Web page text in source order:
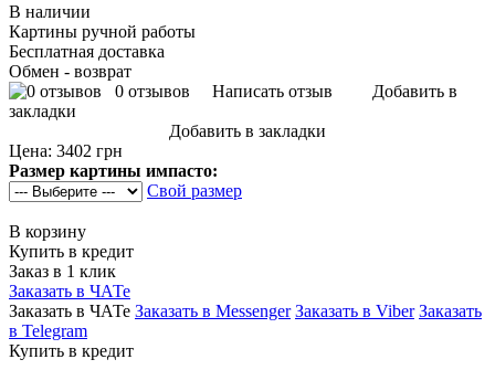
В наличии
Картины ручной работы
Бесплатная доставка
Обмен - возврат
0 отзывов
Написать отзыв
Добавить в
закладки
Добавить в закладки
Цена: 3402 грн
Размер картины импасто:
Свой размер
В корзину
Купить в кредит
Заказ в 1 клик
Заказать в ЧАТе
Заказать в ЧАТе Заказать в Messenger Заказать в Viber Заказать
в Telegram
Купить в кредит